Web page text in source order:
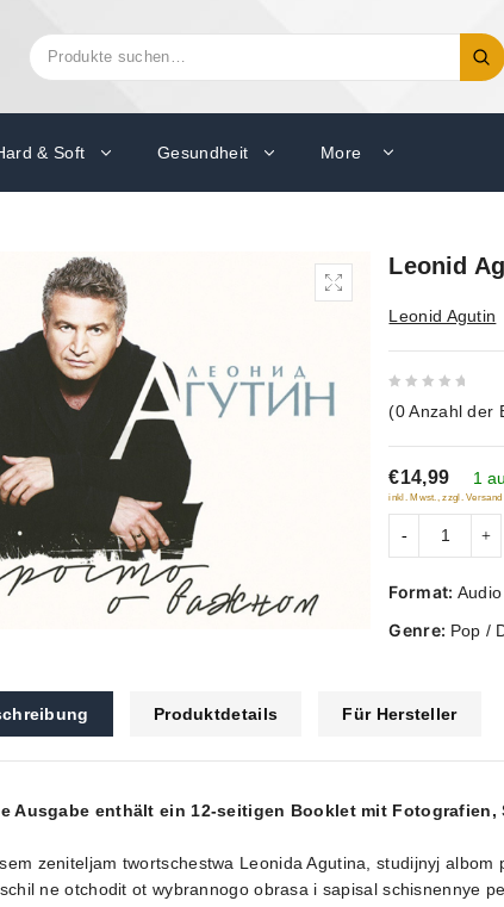
Suchen
nach:
& Soft Gesundheit More
Leonid
Leonid Agutin
out
of
5
(0Anzahl der
€14,99 1
inkl. Mwst., zzgl. Versand
Format:
Genre: Pop /
Produktdetails Für Hersteller
Ausgabe enthält ein 12-seitigen Booklet mit
zeniteljam twortschestwa Leonida Agutina, studijnyj
ne otchodit ot wybrannogo obrasa i sapisal schisnennye